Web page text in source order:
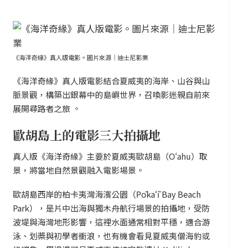
《海洋奇緣》真人版電影。圖片來源｜迪士尼影業
《海洋奇緣》真人版電影結合夏威夷的海岸、山谷與山
脈景觀，構築出銀幕中的島嶼世界，召喚影迷親自前來
展開尋路者之旅 。
歐胡島上的電影三大拍攝地
真人版《海洋奇緣》主要於夏威夷歐胡島（Oʻahu）取
景，將當地自然景觀融入電影場景。
歐胡島西岸的柏卡夷灣海濱公園（Pōkaʻī Bay Beach
Park），是片中出海與獨木舟航行場景的拍攝地，受防
波堤與海灣地形影響，這裡水面通常相對平穩，適合游
泳、划槳與初學者衝浪，也有機會看見夏威夷僧海豹或